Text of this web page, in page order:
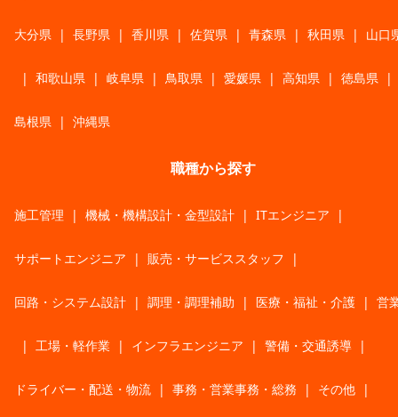
大分県 | 長野県 | 香川県 | 佐賀県 | 青森県 | 秋田県 | 山口
| 和歌山県 | 岐阜県 | 鳥取県 | 愛媛県 | 高知県 | 徳島県 |
島根県 | 沖縄県
職種から探す
施工管理 | 機械・機構設計・金型設計 | ITエンジニア |
サポートエンジニア | 販売・サービススタッフ |
回路・システム設計 | 調理・調理補助 | 医療・福祉・介護 | 営
| 工場・軽作業 | インフラエンジニア | 警備・交通誘導 |
ドライバー・配送・物流 | 事務・営業事務・総務 | その他 |